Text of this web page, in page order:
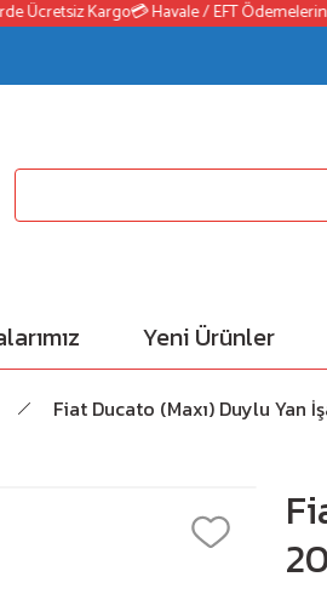
Kargo💳 Havale / EFT Ödemelerinde
Yeni Ürünler
Fiat Ducato (Maxı) Duylu Yan